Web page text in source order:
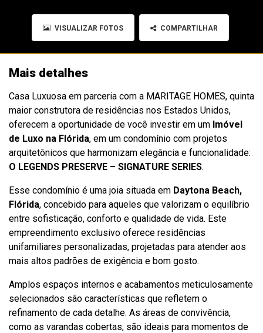
VISUALIZAR FOTOS COMPARTILHAR
Mais detalhes
Casa Luxuosa em parceria com a MARITAGE HOMES, quinta
maior construtora de residências nos Estados Unidos,
oferecem a oportunidade de você investir em um Imóvel
de Luxo na Flórida, em um condomínio com projetos
arquitetônicos que harmonizam elegância e funcionalidade:
O LEGENDS PRESERVE – SIGNATURE SERIES.
Esse condomínio é uma joia situada em Daytona Beach,
Flórida, concebido para aqueles que valorizam o equilíbrio
entre sofisticação, conforto e qualidade de vida. Este
empreendimento exclusivo oferece residências
unifamiliares personalizadas, projetadas para atender aos
mais altos padrões de exigência e bom gosto.
Amplos espaços internos e acabamentos meticulosamente
selecionados são características que refletem o
refinamento de cada detalhe. As áreas de convivência,
como as varandas cobertas, são ideais para momentos de